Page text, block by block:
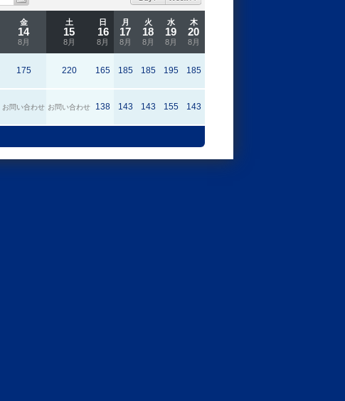
金
14
8月
土
15
8月
日
16
8月
月
17
8月
火
18
8月
水
19
8月
木
20
8月
175 220 165 185 185 195 185
お問い合わせ お問い合わせ 138 143 143 155 143